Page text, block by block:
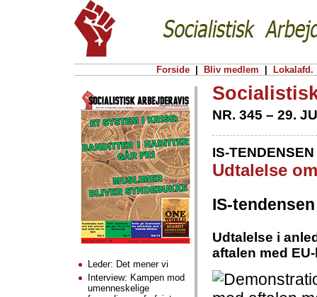
Forside Bliv medlem Lokalafd.
NR. 345 – 29.
IS-TENDENSEN
Udtalelse
IS-tendensen
Udtalelse i
aftalen med
Leder: Det mener vi
Interview: Kampen mod
umenneskelige